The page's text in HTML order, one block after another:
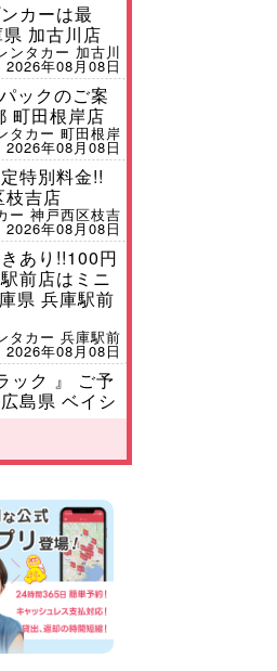
カーは最
加古川店
ンタカー 加古川
2026年08月08日
ックのご案
町田根岸店
タカー 町田根岸
2026年08月08日
特別料金!!
枝吉店
ー 神戸西区枝吉
2026年08月08日
あり!!100円
前店はミニ
県 兵庫駅前
タカー 兵庫駅前
2026年08月08日
ック 』 ご予
島県 ベイシ
ベイシティ宇品
四日市インター
2026年08月08日
!!夏季特別
知らせ!! 神
台店
カー 横浜弥生台
2026年08月08日